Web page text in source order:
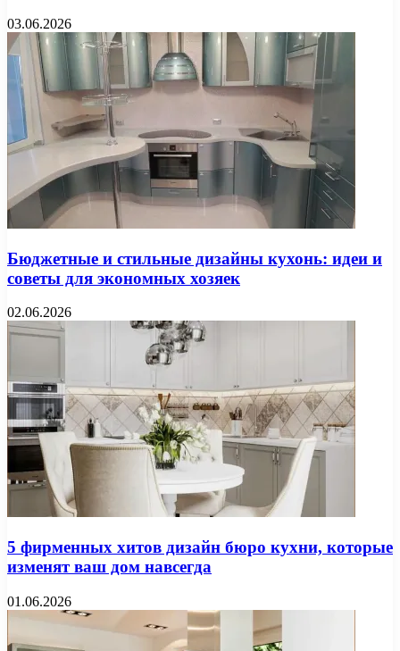
03.06.2026
Бюджетные и стильные дизайны кухонь: идеи и
советы для экономных хозяек
02.06.2026
5 фирменных хитов дизайн бюро кухни, которые
изменят ваш дом навсегда
01.06.2026